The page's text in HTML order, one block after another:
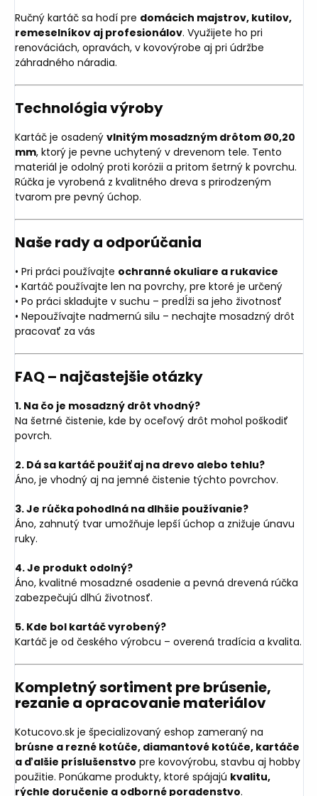
Ručný kartáč sa hodí pre domácich majstrov, kutilov,
remeselníkov aj profesionálov. Využijete ho pri
renováciách, opravách, v kovovýrobe aj pri údržbe
záhradného náradia.
Technológia výroby
Kartáč je osadený vlnitým mosadzným drôtom Ø0,20
mm, ktorý je pevne uchytený v drevenom tele. Tento
materiál je odolný proti korózii a pritom šetrný k povrchu.
Rúčka je vyrobená z kvalitného dreva s prirodzeným
tvarom pre pevný úchop.
Naše rady a odporúčania
• Pri práci používajte ochranné okuliare a rukavice
• Kartáč používajte len na povrchy, pre ktoré je určený
• Po práci skladujte v suchu – predĺži sa jeho životnosť
• Nepoužívajte nadmernú silu – nechajte mosadzný drôt
pracovať za vás
FAQ – najčastejšie otázky
1. Na čo je mosadzný drôt vhodný?
Na šetrné čistenie, kde by oceľový drôt mohol poškodiť
povrch.
2. Dá sa kartáč použiť aj na drevo alebo tehlu?
Áno, je vhodný aj na jemné čistenie týchto povrchov.
3. Je rúčka pohodlná na dlhšie používanie?
Áno, zahnutý tvar umožňuje lepší úchop a znižuje únavu
ruky.
4. Je produkt odolný?
Áno, kvalitné mosadzné osadenie a pevná drevená rúčka
zabezpečujú dlhú životnosť.
5. Kde bol kartáč vyrobený?
Kartáč je od českého výrobcu – overená tradícia a kvalita.
Kompletný sortiment pre brúsenie,
rezanie a opracovanie materiálov
Kotucovo.sk je špecializovaný eshop zameraný na
brúsne a rezné kotúče, diamantové kotúče, kartáče
a ďalšie príslušenstvo pre kovovýrobu, stavbu aj hobby
použitie. Ponúkame produkty, ktoré spájajú kvalitu,
rýchle doručenie a odborné poradenstvo.